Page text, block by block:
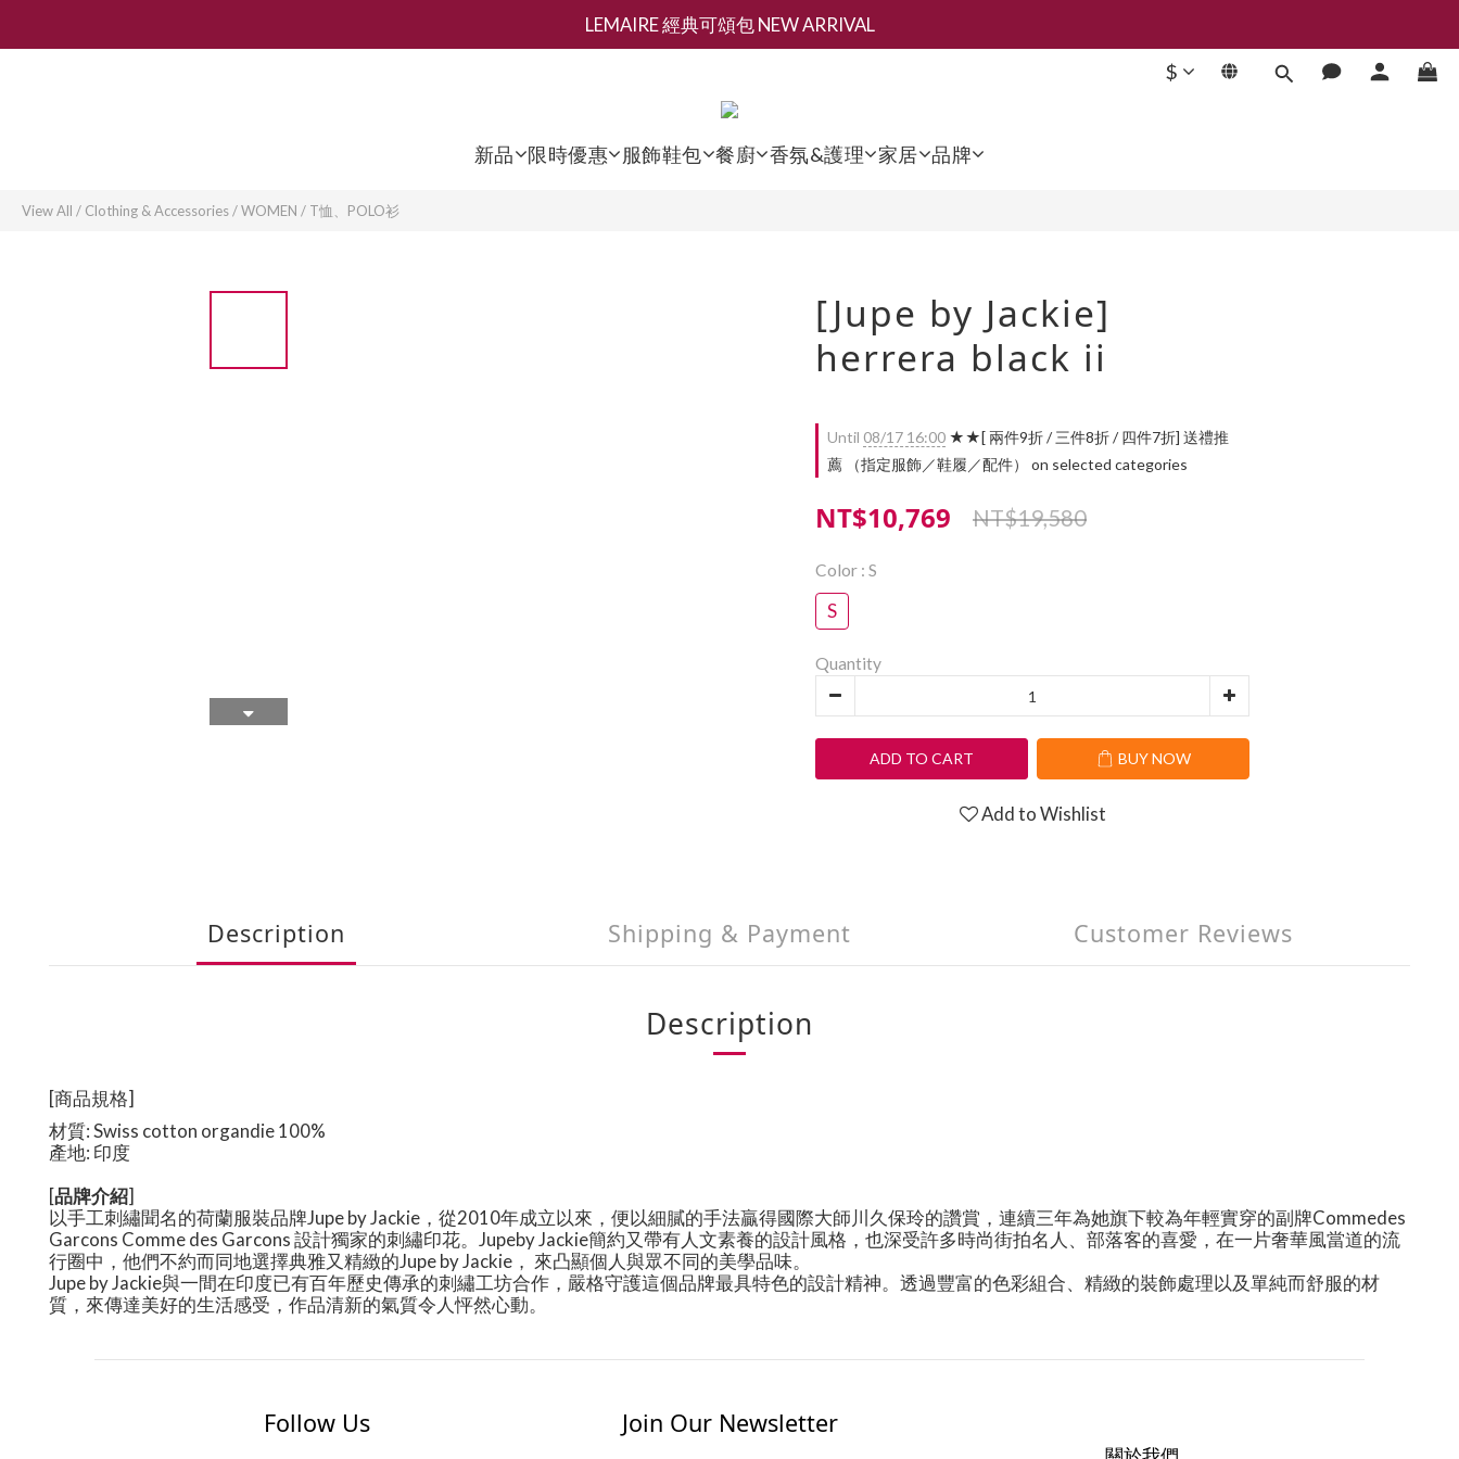
新會員募集現領抵用千元購物金
LEMAIRE 經典可頌包 NEW ARRIVAL
新會員募集現領抵用千元購物金
$
新品 限時優惠 服飾鞋包 餐廚 香氛&護理 家居 品牌
View All / Clothing & Accessories/WOMEN / T恤、POLO衫
[Jupe by Jackie]
herrera black ii
Until 08/17 16:00 ★★[ 兩件9折 / 三件8折 / 四件7折] 送禮推
薦 （指定服飾／鞋履／配件） on selected categories
NT$10,769 NT$19,580
Color : S
S
Quantity
ADD TO CART BUY NOW
Add to Wishlist
Description Shipping & Payment Customer Reviews
Description
[商品規格]
材質:Swiss cotton organdie 100%
產地: 印度
[品牌介紹]
以手工刺繡聞名的荷蘭服裝品牌Jupe by Jackie ，從2010年成立以來，便以細膩的手法贏得國際大師川久保玲的讚賞，連續三年為她旗下較為年輕實穿的副牌Commedes
Garcons Comme des Garcons設計獨家的刺繡印花。 Jupeby Jackie簡約又帶有人文素養的設計風格，也深受許多時尚街拍名人、部落客的喜愛，在一片奢華風當道的流
行圈中，他們不約而同地選擇典雅又精緻的Jupe by Jackie ， 來凸顯個人與眾不同的美學品味。
Jupe by Jackie與一間在印度已有百年歷史傳承的刺繡工坊合作，嚴格守護這個品牌最具特色的設計精神。透過豐富的色彩組合、精緻的裝飾處理以及單純而舒服的材
質，來傳達美好的生活感受，作品清新的氣質令人怦然心動。
BUY NOW
Follow Us Join Our Newsletter